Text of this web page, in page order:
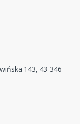
143, 43-346